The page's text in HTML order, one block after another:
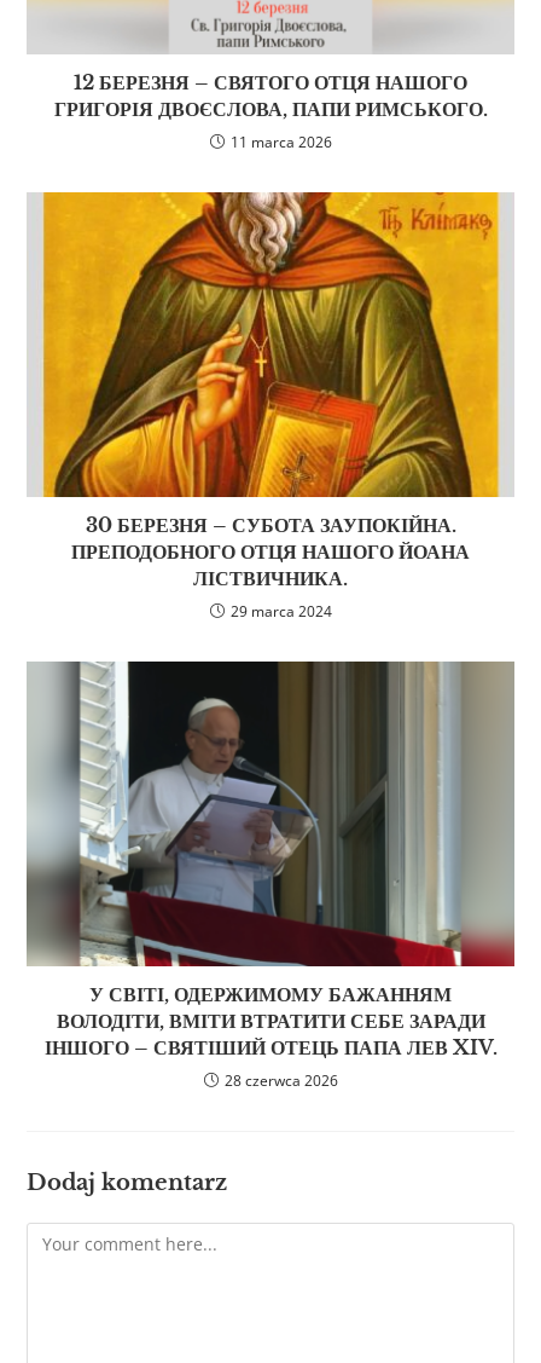
12 БЕРЕЗНЯ – СВЯТОГО ОТЦЯ НАШОГО
ГРИГОРІЯ ДВОЄСЛОВА, ПАПИ РИМСЬКОГО.
11 marca 2026
30 БЕРЕЗНЯ – СУБОТА ЗАУПОКІЙНА.
ПРЕПОДОБНОГО ОТЦЯ НАШОГО ЙОАНА
ЛІСТВИЧНИКА.
29 marca 2024
У СВІТІ, ОДЕРЖИМОМУ БАЖАННЯМ
ВОЛОДІТИ, ВМІТИ ВТРАТИТИ СЕБЕ ЗАРАДИ
ІНШОГО – СВЯТІШИЙ ОТЕЦЬ ПАПА ЛЕВ XIV.
28 czerwca 2026
Dodaj komentarz